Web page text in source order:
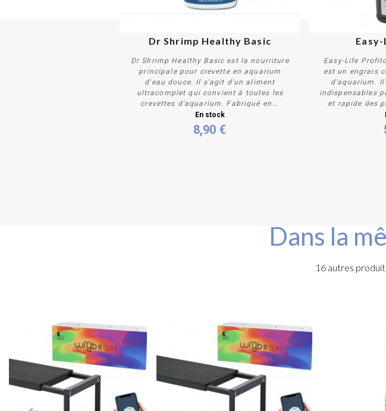
Acheter
Dr Shrimp Healthy Basic
Dr Shrimp Healthy Basic est la nourriture
principale pour crevette en aquarium
d'eau douce. Il s'agit d'un aliment
ultracomplet qui convient à toutes les
crevettes d'aquarium. Fabriqué en...
En stock
8,90 €
Easy-Life
est un engrais
d'aquarium.
indispensables
et rapide des
Dans la
16 autres